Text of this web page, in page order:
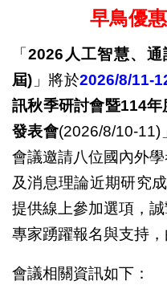
早鳥優
「2026人工智慧、
屆) 」將於2026/8/11-
訊秋季研討會暨114
發表會(2026/8/10-11)
會議邀請八位國內外
及消息理論近期研究
提供線上參加選項，
專家踴躍報名與支持，
會議相關資訊如下：